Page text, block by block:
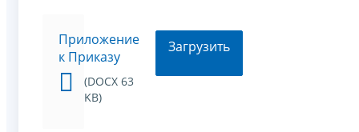
Приложение
к Приказу
(DOCX 63
KB)
Загрузить